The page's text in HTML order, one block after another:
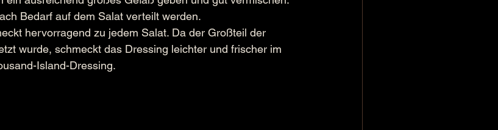
Bedarf auf dem Salat verteilt werden.
hervorragend zu jedem Salat. Da der Großteil der
wurde, schmeckt das Dressing leichter und frischer im
Island-Dressing.